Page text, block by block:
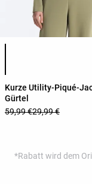
Kurze Utility-Piqué-
Gürtel
59,99 €29,99 €
*Rabatt wird dem